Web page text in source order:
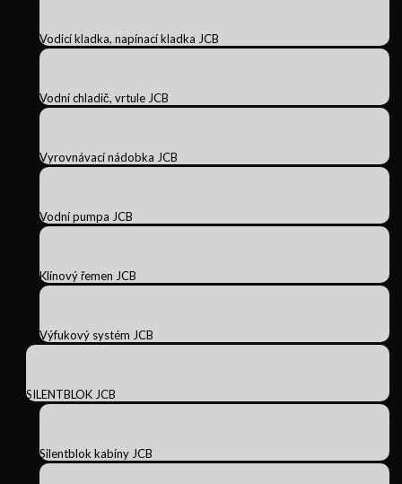
Vodicí kladka, napínací kladka JCB
Vodní chladič, vrtule JCB
Vyrovnávací nádobka JCB
Vodní pumpa JCB
Klínový řemen JCB
Výfukový systém JCB
SILENTBLOK JCB
Silentblok kabíny JCB